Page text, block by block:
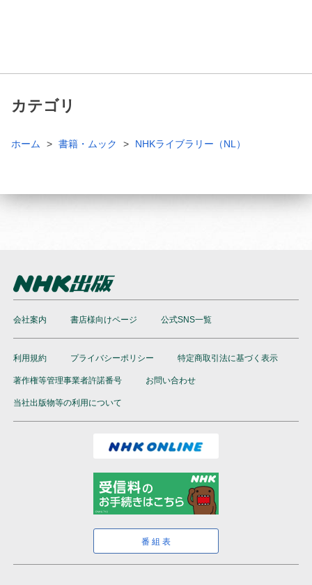
カテゴリ
ホーム 書籍・ムック NHKライブラリー（NL）
会社案内 書店様向けページ 公式SNS一覧
利用規約 プライバシーポリシー 特定商取引法に基づく表示
著作権等管理事業者許諾番号 お問い合わせ
当社出版物等の利用について
番組表